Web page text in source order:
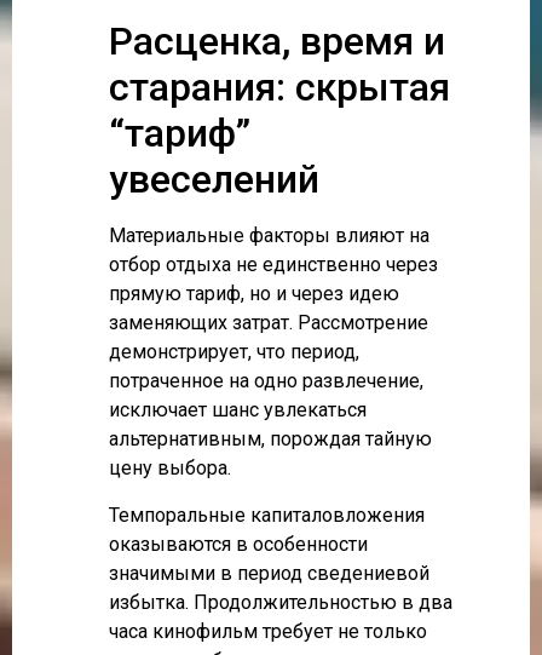
Расценка, время и
старания: скрытая
“тариф”
увеселений
Материальные факторы влияют на
отбор отдыха не единственно через
прямую тариф, но и через идею
заменяющих затрат. Рассмотрение
демонстрирует, что период,
потраченное на одно развлечение,
исключает шанс увлекаться
альтернативным, порождая тайную
цену выбора.
Темпоральные капиталовложения
оказываются в особенности
значимыми в период сведениевой
избытка. Продолжительностью в два
часа кинофильм требует не только